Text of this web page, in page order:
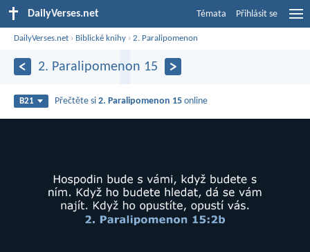
DailyVerses.net Témata Přihlásit se
DailyVerses.net › Biblické knihy ›2. Paralipomenon
2. Paralipomenon 15
B21 Přečtěte si2. Paralipomenon 15 online